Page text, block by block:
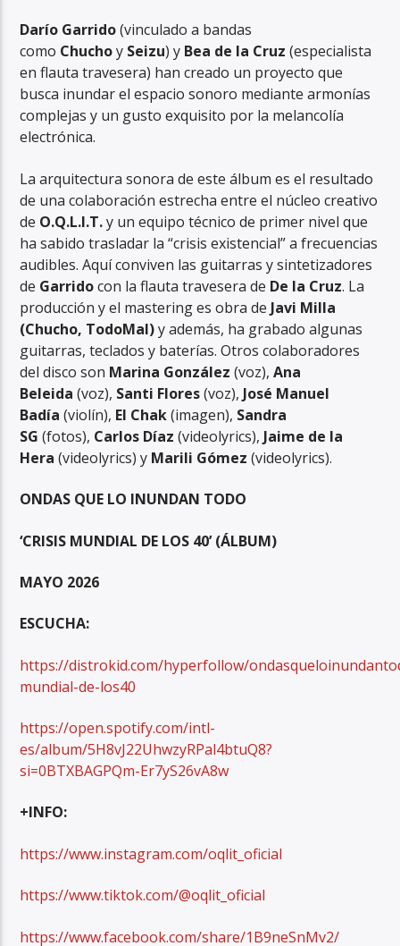
Darío Garrido(vinculado a bandas
como Chuchoy Seizu) y Bea de la Cruz (especialista
en flauta travesera) han creado un proyecto que
busca inundar el espacio sonoro mediante armonías
complejas y un gusto exquisito por la melancolía
electrónica.
La arquitectura sonora de este álbum es el resultado
de una colaboración estrecha entre el núcleo creativo
de O.Q.L.I.T.y un equipo técnico de primer nivel que
ha sabido trasladar la “crisis existencial” a frecuencias
audibles. Aquí conviven las guitarras y sintetizadores
de Garridocon la flauta travesera de De la Cruz. La
producción y el mastering es obra de Javi Milla
(Chucho, TodoMal)y además, ha grabado algunas
guitarras, teclados y baterías. Otros colaboradores
del disco son Marina González (voz),Ana
Beleida (voz), Santi Flores(voz), José Manuel
Badía (violín), El Chak(imagen), Sandra
SG (fotos), Carlos Díaz (videolyrics), Jaime de la
Hera (videolyrics) y Marili Gómez (videolyrics).
ONDAS QUE LO INUNDAN TODO
‘CRISIS MUNDIAL DE LOS 40’ (ÁLBUM)
MAYO 2026
ESCUCHA:
https://distrokid.com/hyperfollow/
mundial-de-los40
https://open.spotify.com/intl-
es/album/5H8vJ22UhwzyRPal4btuQ8?
si=0BTXBAGPQm-Er7yS26vA8w
+INFO:
https://www.instagram.com/oqlit_oficial
https://www.tiktok.com/@oqlit_oficial
https://www.facebook.com/share/1B9neSnMv2/